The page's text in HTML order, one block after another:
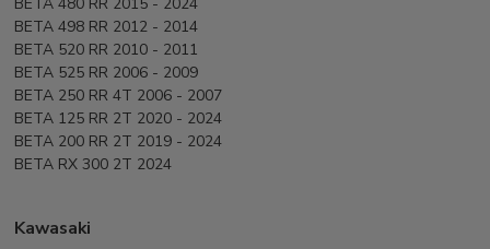
BETA 498 RR 2012 - 2014
BETA 520 RR 2010 - 2011
BETA 525 RR 2006 - 2009
BETA 250 RR 4T 2006 - 2007
BETA 125 RR 2T 2020 - 2024
BETA 200 RR 2T 2019 - 2024
BETA RX 300 2T 2024
Kawasaki